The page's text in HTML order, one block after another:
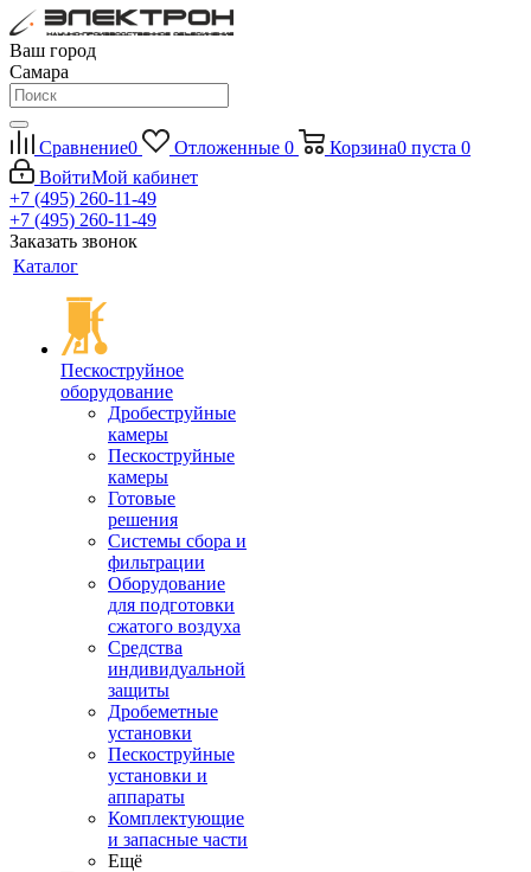
Ваш город
Самара
Сравнение0 Отложенные 0 Корзина0 пуста 0
ВойтиМой кабинет
+7 (495) 260-11-49
+7 (495) 260-11-49
Заказать звонок
Каталог
Пескоструйное
оборудование
Дробеструйные
камеры
Пескоструйные
камеры
Готовые
решения
Системы сбора и
фильтрации
Оборудование
для подготовки
сжатого воздуха
Средства
индивидуальной
защиты
Дробеметные
установки
Пескоструйные
установки и
аппараты
Комплектующие
и запасные части
Ещё